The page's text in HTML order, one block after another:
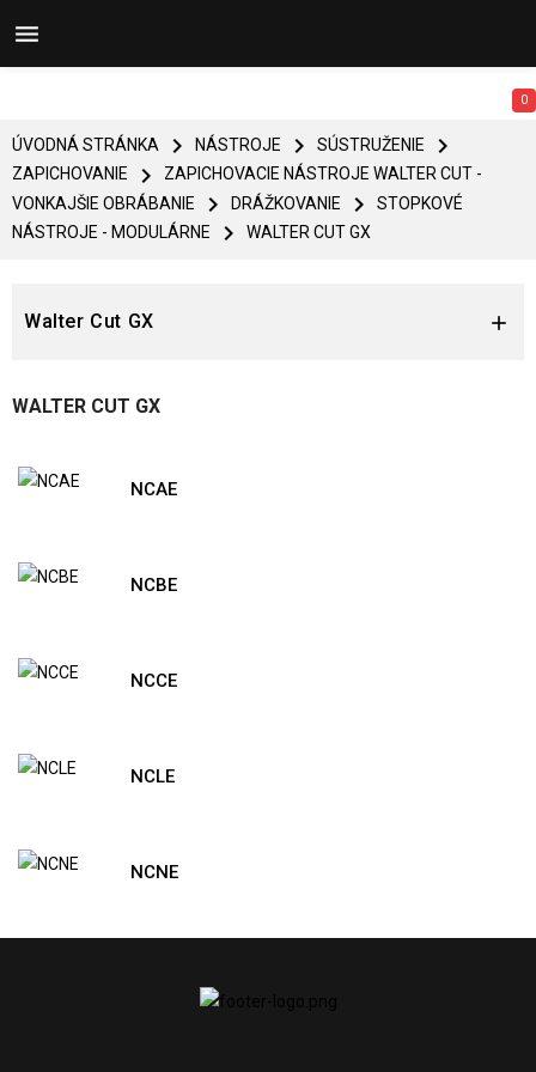

0
ÚVODNÁ STRÁNKA  NÁSTROJE  SÚSTRUŽENIE 
ZAPICHOVANIE 
ZAPICHOVACIE NÁSTROJE WALTER CUT -
VONKAJŠIE OBRÁBANIE
 DRÁŽKOVANIE 
STOPKOVÉ
NÁSTROJE - MODULÁRNE
 WALTER CUT GX
Walter Cut GX 
WALTER CUT GX
NCAE
NCBE
NCCE
NCLE
NCNE